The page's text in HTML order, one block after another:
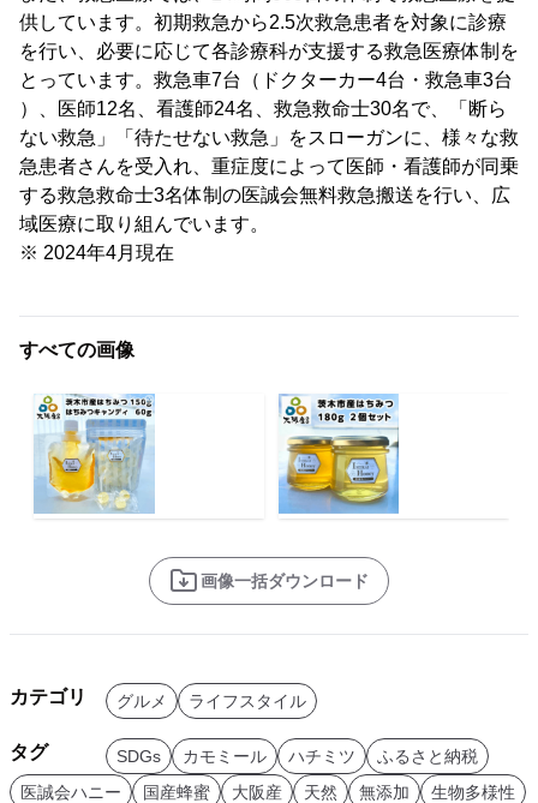
供しています。初期救急から2.5次救急患者を対象に診療
を行い、必要に応じて各診療科が支援する救急医療体制を
とっています。救急車7台（ドクターカー4台・救急車3台
）、医師12名、看護師24名、救急救命士30名で、「断ら
ない救急」「待たせない救急」をスローガンに、様々な救
急患者さんを受入れ、重症度によって医師・看護師が同乗
する救急救命士3名体制の医誠会無料救急搬送を行い、広
域医療に取り組んでいます。
※ 2024年4月現在
すべての画像
画像一括ダウンロード
カテゴリ グルメ ライフスタイル
タグ SDGs カモミール ハチミツ
ふるさと納税
医誠会ハニー
国産蜂蜜 大阪産 天然 無添加
生物多様性